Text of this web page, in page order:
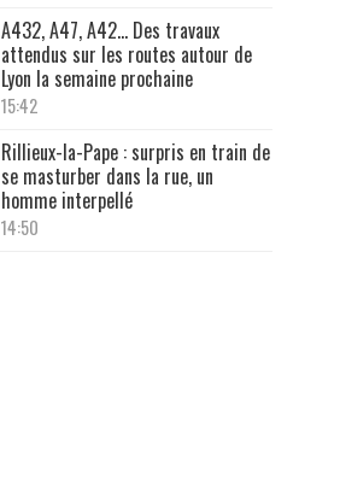
A432, A47, A42… Des travaux
attendus sur les routes autour de
Lyon la semaine prochaine
15:42
Rillieux-la-Pape : surpris en train de
se masturber dans la rue, un
homme interpellé
14:50